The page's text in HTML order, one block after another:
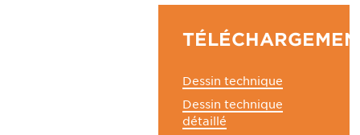
Dessin technique
Dessin technique
détaillé